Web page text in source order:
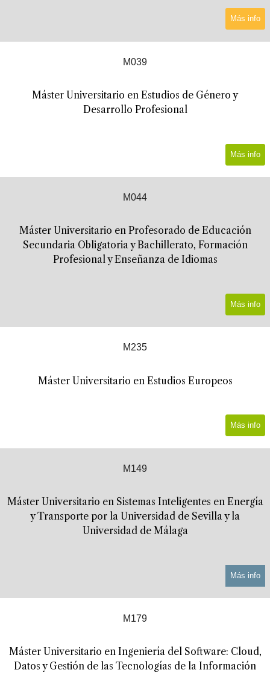
Más info
M039
Máster Universitario en Estudios de Género y
Desarrollo Profesional
Más info
M044
Máster Universitario en Profesorado de Educación
Secundaria Obligatoria y Bachillerato, Formación
Profesional y Enseñanza de Idiomas
Más info
M235
Máster Universitario en Estudios Europeos
Más info
M149
Máster Universitario en Sistemas Inteligentes en Energía
y Transporte por la Universidad de Sevilla y la
Universidad de Málaga
Más info
M179
Máster Universitario en Ingeniería del Software: Cloud,
Datos y Gestión de las Tecnologías de la Información